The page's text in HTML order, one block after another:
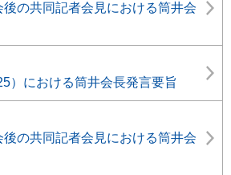
後の共同記者会見における筒井会
）における筒井会長発言要旨
の共同記者会見における筒井会